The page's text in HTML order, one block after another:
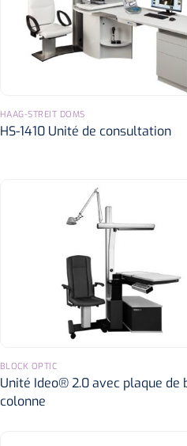
HAAG-STREIT DOMS
HS-1410 Unité de consultation
BLOCK OPTIC
Unité Ideo® 2.0 avec plaque de
colonne